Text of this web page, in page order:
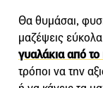
Θα θυμάσαι,
μαζέψεις
γυαλάκια από
τρόποι να την